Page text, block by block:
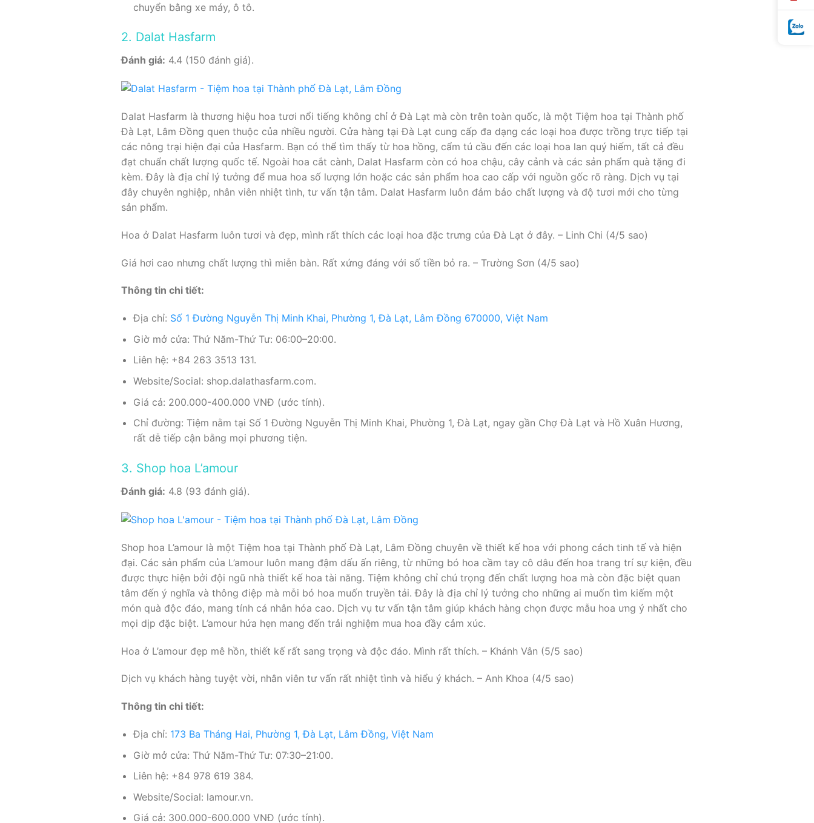
chuyển bằng xe máy, ô tô.
2. Dalat Hasfarm
Đánh giá: 4.4 (150 đánh giá).
Dalat Hasfarm là thương hiệu hoa tươi nổi tiếng không chỉ ở Đà Lạt mà còn trên toàn quốc, là một Tiệm hoa tại Thành phố
Đà Lạt, Lâm Đồng quen thuộc của nhiều người. Cửa hàng tại Đà Lạt cung cấp đa dạng các loại hoa được trồng trực tiếp tại
các nông trại hiện đại của Hasfarm. Bạn có thể tìm thấy từ hoa hồng, cẩm tú cầu đến các loại hoa lan quý hiếm, tất cả đều
đạt chuẩn chất lượng quốc tế. Ngoài hoa cắt cành, Dalat Hasfarm còn có hoa chậu, cây cảnh và các sản phẩm quà tặng đi
kèm. Đây là địa chỉ lý tưởng để mua hoa số lượng lớn hoặc các sản phẩm hoa cao cấp với nguồn gốc rõ ràng. Dịch vụ tại
đây chuyên nghiệp, nhân viên nhiệt tình, tư vấn tận tâm. Dalat Hasfarm luôn đảm bảo chất lượng và độ tươi mới cho từng
sản phẩm.
Hoa ở Dalat Hasfarm luôn tươi và đẹp, mình rất thích các loại hoa đặc trưng của Đà Lạt ở đây. – Linh Chi (4/5 sao)
Giá hơi cao nhưng chất lượng thì miễn bàn. Rất xứng đáng với số tiền bỏ ra. – Trường Sơn (4/5 sao)
Thông tin chi tiết:
Địa chỉ: Số 1 Đường Nguyễn Thị Minh Khai, Phường 1, Đà Lạt, Lâm Đồng 670000, Việt Nam
Giờ mở cửa: Thứ Năm-Thứ Tư: 06:00–20:00.
Liên hệ: +84 263 3513 131.
Website/Social: shop.dalathasfarm.com.
Giá cả: 200.000-400.000 VNĐ (ước tính).
Chỉ đường: Tiệm nằm tại Số 1 Đường Nguyễn Thị Minh Khai, Phường 1, Đà Lạt, ngay gần Chợ Đà Lạt và Hồ Xuân Hương,
rất dễ tiếp cận bằng mọi phương tiện.
3. Shop hoa L’amour
Đánh giá: 4.8 (93 đánh giá).
Shop hoa L’amour là một Tiệm hoa tại Thành phố Đà Lạt, Lâm Đồng chuyên về thiết kế hoa với phong cách tinh tế và hiện
đại. Các sản phẩm của L’amour luôn mang đậm dấu ấn riêng, từ những bó hoa cầm tay cô dâu đến hoa trang trí sự kiện, đều
được thực hiện bởi đội ngũ nhà thiết kế hoa tài năng. Tiệm không chỉ chú trọng đến chất lượng hoa mà còn đặc biệt quan
tâm đến ý nghĩa và thông điệp mà mỗi bó hoa muốn truyền tải. Đây là địa chỉ lý tưởng cho những ai muốn tìm kiếm một
món quà độc đáo, mang tính cá nhân hóa cao. Dịch vụ tư vấn tận tâm giúp khách hàng chọn được mẫu hoa ưng ý nhất cho
mọi dịp đặc biệt. L’amour hứa hẹn mang đến trải nghiệm mua hoa đầy cảm xúc.
Hoa ở L’amour đẹp mê hồn, thiết kế rất sang trọng và độc đáo. Mình rất thích. – Khánh Vân (5/5 sao)
Dịch vụ khách hàng tuyệt vời, nhân viên tư vấn rất nhiệt tình và hiểu ý khách. – Anh Khoa (4/5 sao)
Thông tin chi tiết:
Địa chỉ: 173 Ba Tháng Hai, Phường 1, Đà Lạt, Lâm Đồng, Việt Nam
Giờ mở cửa: Thứ Năm-Thứ Tư: 07:30–21:00.
Liên hệ: +84 978 619 384.
Website/Social: lamour.vn.
Giá cả: 300.000-600.000 VNĐ (ước tính).